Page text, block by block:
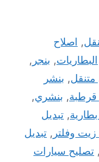
, اصلاح
البطاريات, بنجر ,
, بنشر
, بنشري,
, تبديل
زيت وفلتر , تبديل
, تصليح سيارات